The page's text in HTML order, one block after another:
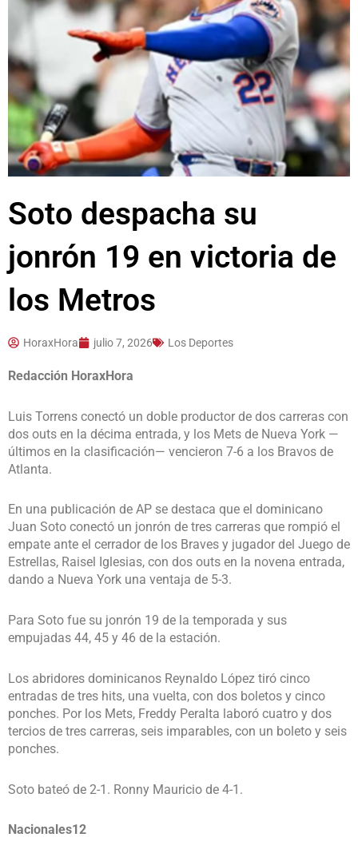
Soto despacha su
jonrón 19 en victoria de
los Metros
HoraxHora julio 7, 2026 Los Deportes
Redacción HoraxHora
Luis Torrens conectó un doble productor de dos carreras con
dos outs en la décima entrada, y los Mets de Nueva York —
últimos en la clasificación— vencieron 7-6 a los Bravos de
Atlanta.
En una publicación de AP se destaca que el dominicano
Juan Soto conectó un jonrón de tres carreras que rompió el
empate ante el cerrador de los Braves y jugador del Juego de
Estrellas, Raisel Iglesias, con dos outs en la novena entrada,
dando a Nueva York una ventaja de 5-3.
Para Soto fue su jonrón 19 de la temporada y sus
empujadas 44, 45 y 46 de la estación.
Los abridores dominicanos Reynaldo López tiró cinco
entradas de tres hits, una vuelta, con dos boletos y cinco
ponches. Por los Mets, Freddy Peralta laboró cuatro y dos
tercios de tres carreras, seis imparables, con un boleto y seis
ponches.
Soto bateó de 2-1. Ronny Mauricio de 4-1.
Nacionales12